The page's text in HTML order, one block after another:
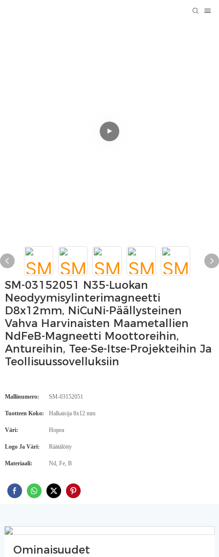
SM-03152051 N35-Luokan
Neodyymisylinterimagneetti
D8x12mm, NiCuNi-Päällysteinen
Vahva Harvinaisten Maametallien
NdFeB-Magneetti Moottoreihin,
Antureihin, Tee-Se-Itse-Projekteihin Ja
Teollisuussovelluksiin
Mallinumero: SM-03152051
Tuotteen Koko: Halkaisija 8x12 mm
Väri: Hopea
Logo Ja Väri: Räätälöity
Materiaali: Nd, Fe, B
Ominaisuudet